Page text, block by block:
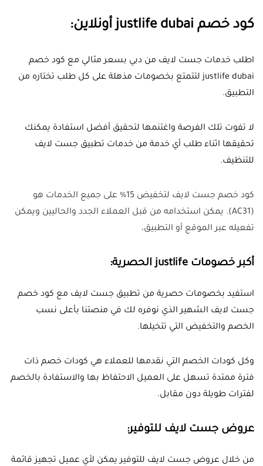
كود خصم justlife dubai أونلاين:
اطلب خدمات جست لايف من دبي بسعر مثالي مع كود خصم
justlife dubai لتتمتع بخصومات مذهلة على كل طلب تختاره من
التطبيق.
لا تفوت تلك الفرصة واغتنمها لتحقيق أفضل استفادة يمكنك
تحقيقها اثناء طلب أي خدمة من خدمات تطبيق جست لايف
للتنظيف.
كود خصم جست لايف لتخفيض 15% على جميع الخدمات هو
(
AC31). يمكن استخدامه من قبل العملاء الجدد والحاليين ويمكن
تفعيله عبر الموقع أو التطبيق،
أكبر خصومات justlife الحصرية:
استفيد بخصومات حصرية من تطبيق جست لايف مع كود خصم
جست لايف الشهير الذي نوفره لك في منصتنا بأعلى نسب
الخصم والتخفيض التي تتخيلها.
وكل كودات الخصم التي نقدمها للعملاء هي كودات خصم ذات
فترة ممتدة تسهل على العميل الاحتفاظ بها والاستفادة بالخصم
لفترات طويلة دون مقابل.
عروض جست لايف للتوفير:
من خلال عروض جست لايف للتوفير يمكن لأي عميل تجهيز قائمة